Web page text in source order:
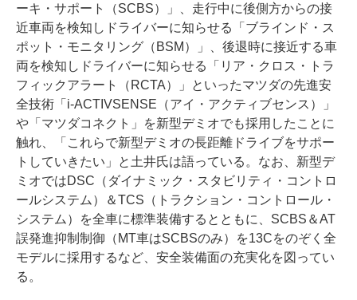
ーキ・サポート（SCBS）」、走行中に後側方からの接
近車両を検知しドライバーに知らせる「ブラインド・ス
ポット・モニタリング（BSM）」、後退時に接近する車
両を検知しドライバーに知らせる「リア・クロス・トラ
フィックアラート（RCTA）」といったマツダの先進安
全技術「i-ACTIVSENSE（アイ・アクティブセンス）」
や「マツダコネクト」を新型デミオでも採用したことに
触れ、「これらで新型デミオの長距離ドライブをサポー
トしていきたい」と土井氏は語っている。なお、新型デ
ミオではDSC（ダイナミック・スタビリティ・コントロ
ールシステム）＆TCS（トラクション・コントロール・
システム）を全車に標準装備するとともに、SCBS＆AT
誤発進抑制制御（MT車はSCBSのみ）を13Cをのぞく全
モデルに採用するなど、安全装備面の充実化を図ってい
る。